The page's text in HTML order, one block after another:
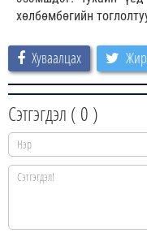
хөлбөмбөгийн
Хуваалцах
Сэтгэгдэл ( 0 )